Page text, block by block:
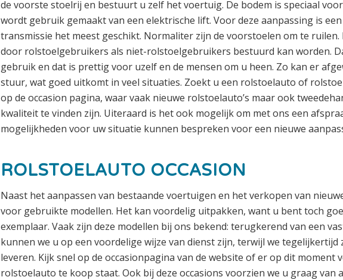
de voorste stoelrij en bestuurt u zelf het voertuig. De bodem is speciaal
wordt gebruik gemaakt van een elektrische lift. Voor deze aanpassing is
transmissie het meest geschikt. Normaliter zijn de voorstoelen om te
door rolstoelgebruikers als niet-rolstoelgebruikers bestuurd kan worden.
gebruik en dat is prettig voor uzelf en de mensen om u heen. Zo kan er
stuur, wat goed uitkomt in veel situaties. Zoekt u een rolstoelauto of
op de occasion pagina, waar vaak nieuwe rolstoelauto’s maar ook
kwaliteit te vinden zijn. Uiteraard is het ook mogelijk om met ons een
mogelijkheden voor uw situatie kunnen bespreken voor een nieuwe
ROLSTOELAUTO OCCASION
Naast het aanpassen van bestaande voertuigen en het verkopen van
voor gebruikte modellen. Het kan voordelig uitpakken, want u bent toch
exemplaar. Vaak zijn deze modellen bij ons bekend: terugkerend van een
kunnen we u op een voordelige wijze van dienst zijn, terwijl we
leveren. Kijk snel op de occasionpagina van de website of er op dit moment
rolstoelauto te koop staat. Ook bij deze occasions voorzien we u graag van